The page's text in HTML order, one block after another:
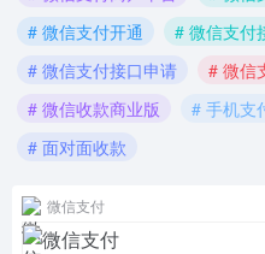
# 微信支付开通
# 微信支付
# 微信支付接口申请
# 微信
# 微信收款商业版
# 手机支
# 面对面收款
微信支付